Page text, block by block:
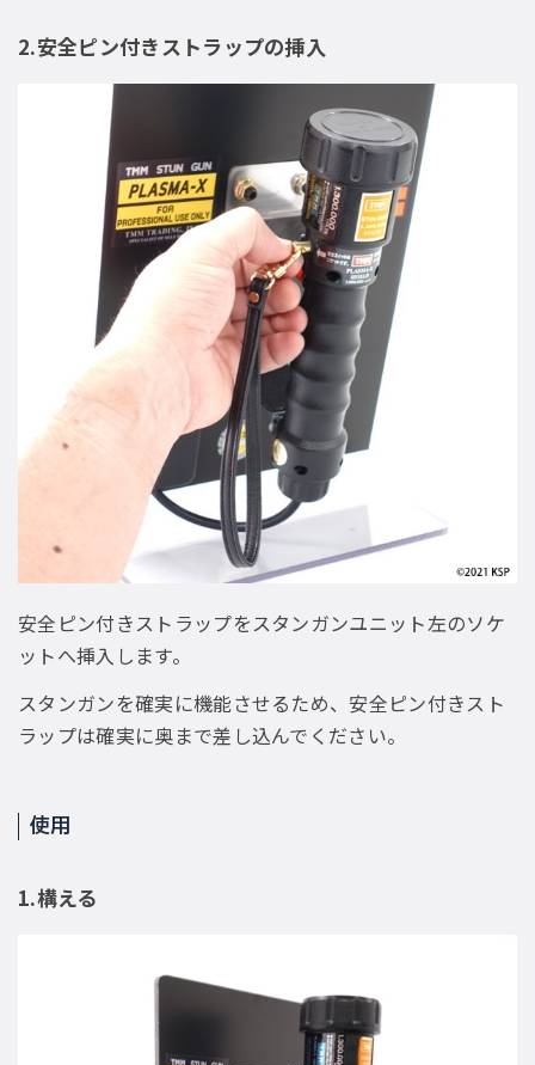
2.安全ピン付きストラップの挿入
安全ピン付きストラップをスタンガンユニット左のソケ
ットへ挿入します。
スタンガンを確実に機能させるため、安全ピン付きスト
ラップは確実に奥まで差し込んでください。
使用
1.構える